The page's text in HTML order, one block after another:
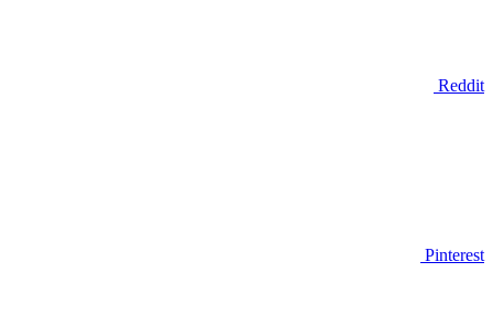
Reddit
Pinterest